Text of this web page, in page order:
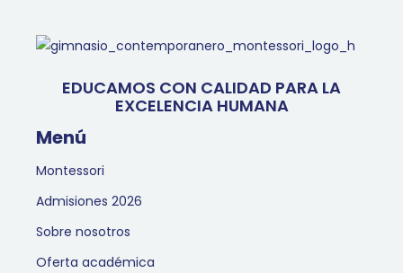
EDUCAMOS CON CALIDAD PARA LA
EXCELENCIA HUMANA
Menú
Montessori
Admisiones 2026
Sobre nosotros
Oferta académica